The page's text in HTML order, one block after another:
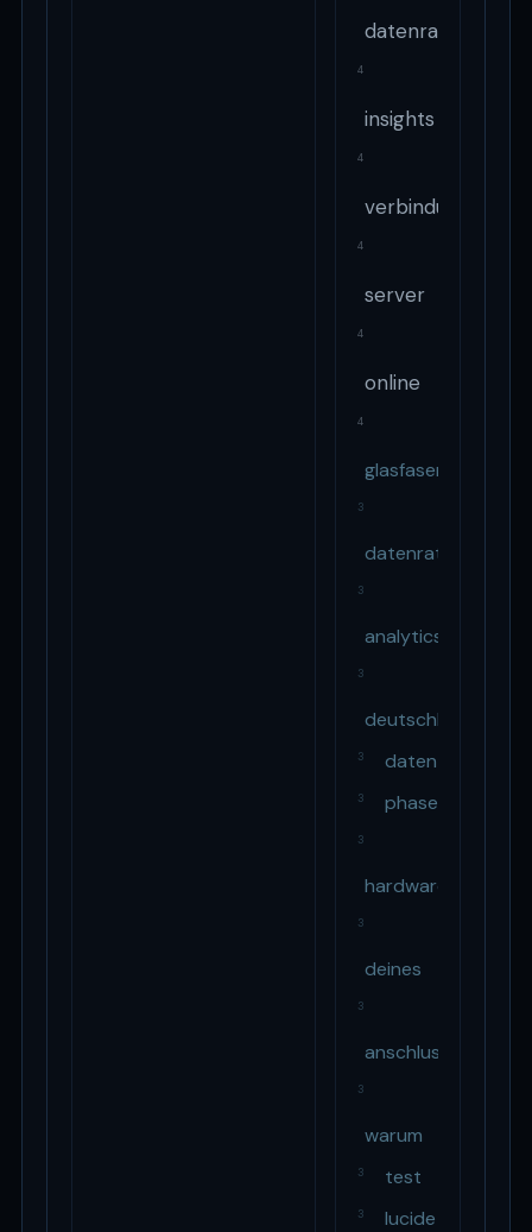
datenratede
4
insights
4
verbindung
4
server
4
online
4
glasfaser
3
datenrate
3
analytics
3
deutschland
3 daten
3 phase
3
hardware
3
deines
3
anschlusses
3
warum
3 test
3 lucide